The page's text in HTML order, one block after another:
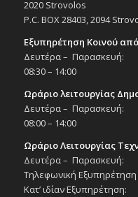
Night», 27/2/26
ΜΑΡ
1/3/26
ΜΑΡ
3
Θεατρική
3/3/26
20:00
2020 Strovolos
P.C. BOX 28403, 2094
Εξυπηρέτηση Κοινού
Δευτέρα – Παρασκευή:
08:30 – 14:00
Ωράριο λειτουργίας
Δευτέρα – Παρασκευή:
08:00 – 14:00
Ωράριο Λειτουργίας
Δευτέρα – Παρασκευή:
Τηλεφωνική Εξυπηρέτηση
Κατ’ ιδίαν Εξυπηρέτηση: